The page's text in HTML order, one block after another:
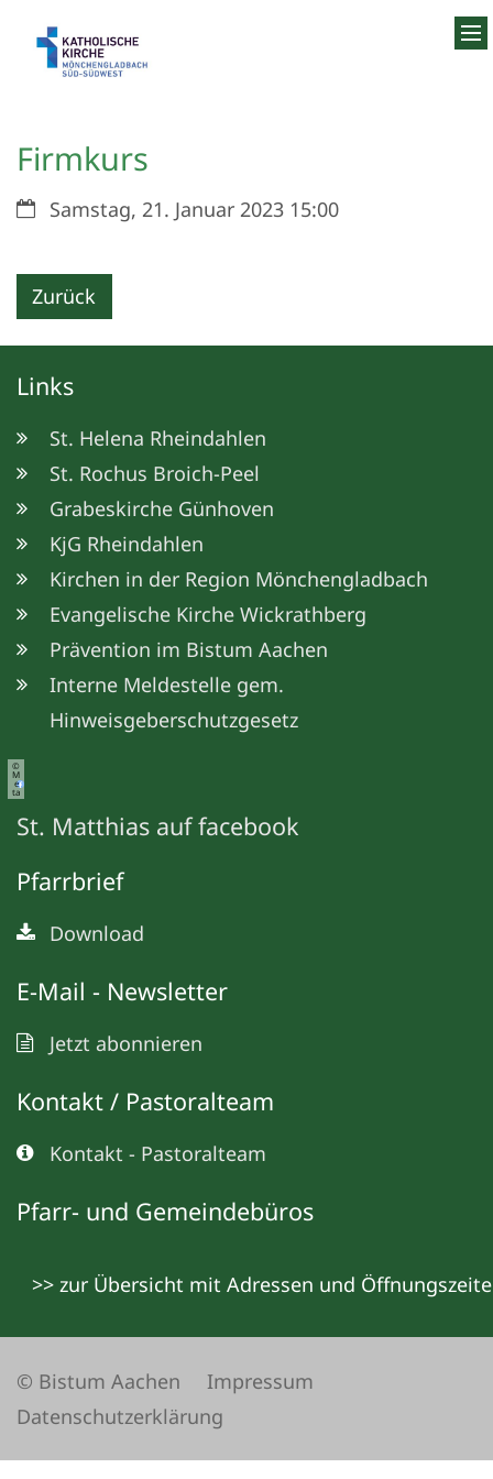
Firmkurs
Datum:Samstag, 21. Januar 2023 15:00
Zurück
Links
St. Helena Rheindahlen
St. Rochus Broich-Peel
Grabeskirche Günhoven
KjG Rheindahlen
Kirchen in der Region Mönchengladbach
Evangelische Kirche Wickrathberg
Prävention im Bistum Aachen
Interne Meldestelle gem.
Hinweisgeberschutzgesetz
©
M
e
ta
St. Matthias auf facebook
Pfarrbrief
Download
E-Mail - Newsletter
Jetzt abonnieren
Kontakt / Pastoralteam
Kontakt - Pastoralteam
Pfarr- und Gemeindebüros
>> zur Übersicht mit Adressen und
© Bistum Aachen
Impressum
Datenschutzerklärung